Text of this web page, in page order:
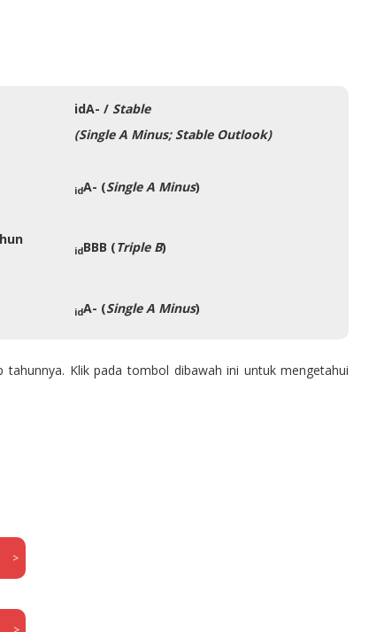
idA- / Stable
(Single A Minus; Stable Outlook)
idA- (Single A Minus)
idBBB (Triple B)
idA- (Single A Minus)
Klik pada tombol dibawah ini untuk mengetahui
>